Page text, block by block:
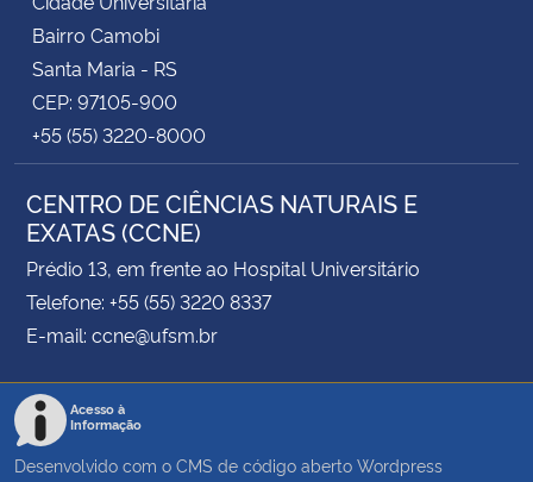
Bairro Camobi
Santa Maria - RS
CEP: 97105-900
+55 (55) 3220-8000
CENTRO DE CIÊNCIAS NATURAIS E
EXATAS (CCNE)
Prédio 13, em frente ao Hospital Universitário
Telefone: +55 (55) 3220 8337
E-mail: ccne@ufsm.br
Acesso à
Informação
Desenvolvido com o CMS de código aberto Wordpress